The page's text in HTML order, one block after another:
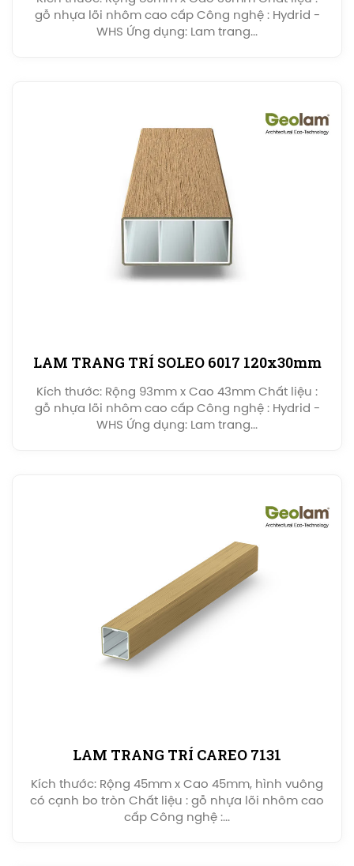
gỗ nhựa lõi nhôm cao cấp Công nghệ : Hydrid -
WHS Ứng dụng: Lam trang...
LAM TRANG TRÍ SOLEO 6017 120x30mm
Kích thước: Rộng 93mm x Cao 43mm Chất liệu :
gỗ nhựa lõi nhôm cao cấp Công nghệ : Hydrid -
WHS Ứng dụng: Lam trang...
LAM TRANG TRÍ CAREO 7131
Kích thước: Rộng 45mm x Cao 45mm, hình vuông
có cạnh bo tròn Chất liệu : gỗ nhựa lõi nhôm cao
cấp Công nghệ :...